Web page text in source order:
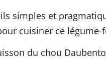
simples et
cuisiner ce légume-
du chou